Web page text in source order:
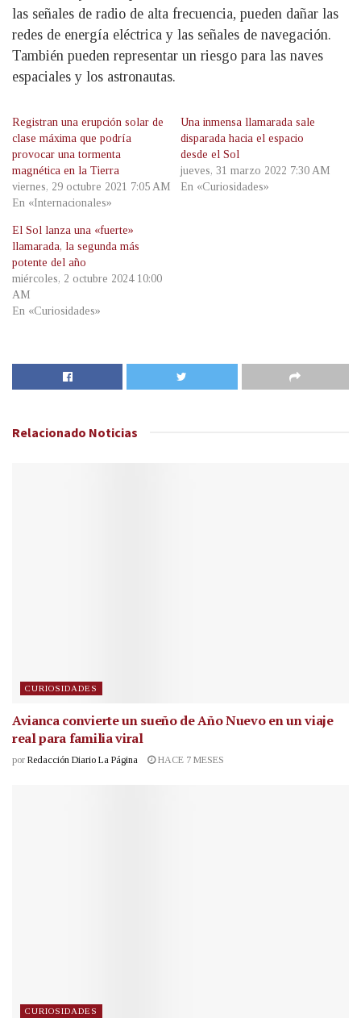
las señales de radio de alta frecuencia, pueden dañar las
redes de energía eléctrica y las señales de navegación.
También pueden representar un riesgo para las naves
espaciales y los astronautas.
Registran una erupción solar de
clase máxima que podría
provocar una tormenta
magnética en la Tierra
viernes, 29 octubre 2021 7:05 AM
En «Internacionales»
Una inmensa llamarada sale
disparada hacia el espacio
desde el Sol
jueves, 31 marzo 2022 7:30 AM
En «Curiosidades»
El Sol lanza una «fuerte»
llamarada, la segunda más
potente del año
miércoles, 2 octubre 2024 10:00
AM
En «Curiosidades»
Relacionado Noticias
CURIOSIDADES
Avianca convierte un sueño de Año Nuevo en un viaje
real para familia viral
por Redacción Diario La Página HACE 7 MESES
CURIOSIDADES